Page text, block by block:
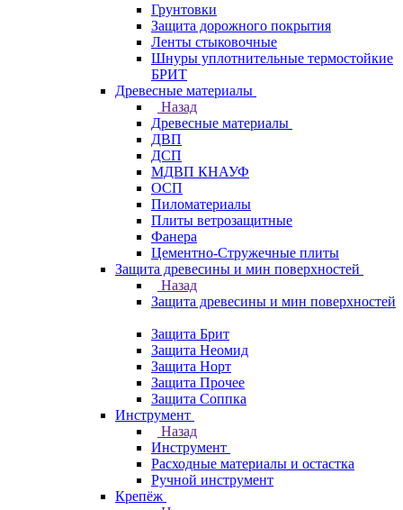
Грунтовки
Защита дорожного покрытия
Ленты стыковочные
Шнуры уплотнительные термостойкие
БРИТ
Древесные материалы
Назад
Древесные материалы
ДВП
ДСП
МДВП КНАУФ
ОСП
Пиломатериалы
Плиты ветрозащитные
Фанера
Цементно-Стружечные плиты
Защита древесины и мин поверхностей
Назад
Защита древесины и мин поверхностей
Защита Брит
Защита Неомид
Защита Норт
Защита Прочее
Защита Соппка
Инструмент
Назад
Инструмент
Расходные материалы и остастка
Ручной инструмент
Крепёж